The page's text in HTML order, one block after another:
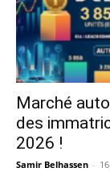
Marché
des
2026 !
Samir Belhassen -